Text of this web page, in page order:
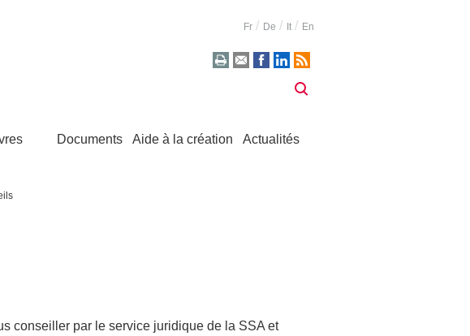
Fr De It En
Documents Aide à la création Actualités
conseiller par le service juridique de la SSA et